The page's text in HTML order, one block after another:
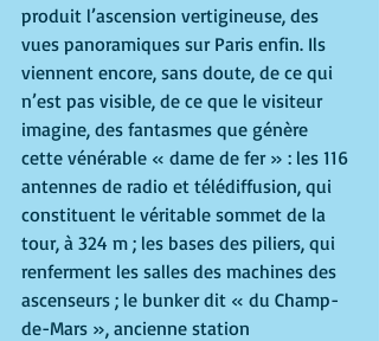
produit l’ascension vertigineuse, des
vues panoramiques sur Paris enfin. Ils
viennent encore, sans doute, de ce qui
n’est pas visible, de ce que le visiteur
imagine, des fantasmes que génère
cette vénérable « dame de fer » : les 116
antennes de radio et télédiffusion, qui
constituent le véritable sommet de la
tour, à 324 m ; les bases des piliers, qui
renferment les salles des machines des
ascenseurs ; le bunker dit « du Champ-
de-Mars », ancienne station